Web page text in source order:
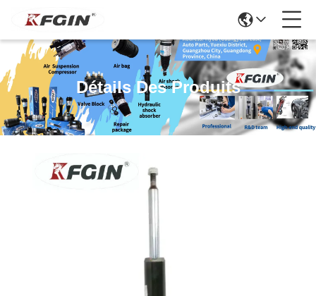
Détails Des Produits